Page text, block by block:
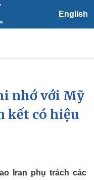
English
24h
thời tiết
nhớ với Mỹ
kết có hiệu
Iran phụ trách các